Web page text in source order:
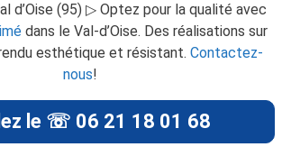
d’Oise (95) ▷ Optez pour la qualité avec
dans le Val-d’Oise. Des réalisations sur
esthétique et résistant. Contactez-
nous!
le ☏ 06 21 18 01 68